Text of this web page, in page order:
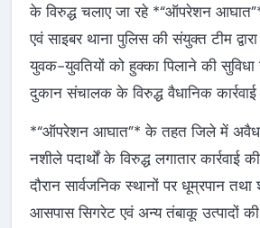
के विरुद्ध चलाए जा रहे *“ऑपरेशन
एवं साइबर थाना पुलिस की संयुक्त टीम
युवक-युवतियों को हुक्का पिलाने की
दुकान संचालक के विरुद्ध वैधानिक
*“ऑपरेशन आघात”* के तहत जिले में अवैध
नशीले पदार्थों के विरुद्ध लगातार कार्रवाई
दौरान सार्वजनिक स्थानों पर धूम्रपान
आसपास सिगरेट एवं अन्य तंबाकू उत्पादों